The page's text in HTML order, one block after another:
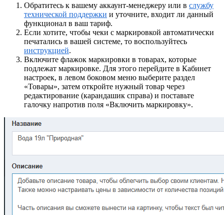
Обратитесь к вашему аккаунт-менеджеру или в службу
технической поддержки и уточните, входит ли данный
функционал в ваш тариф.
Если хотите, чтобы чеки с маркировкой автоматически
печатались в вашей системе, то воспользуйтесь
инструкцией.
Включите флажок маркировки в товарах, которые
подлежат маркировке. Для этого перейдите в Кабинет
настроек, в левом боковом меню выберите раздел
«Товары», затем откройте нужный товар через
редактирование (карандашик справа) и поставьте
галочку напротив поля «Включить маркировку».